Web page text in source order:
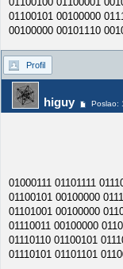
Profil
higuy Poslao:
01000111 01101111
01100101 00100000
01101001 00100000
01110011 00100000
01110110 01100101
01110101 01101101